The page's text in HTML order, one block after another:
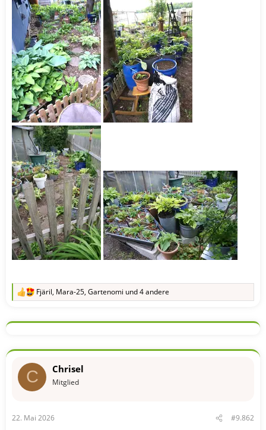
R
k
o
e
n
Fjäril, Mara-25, Gartenomi und 4 andere
C Chrisel
Mitglied
22. Mai 2026 #9.862